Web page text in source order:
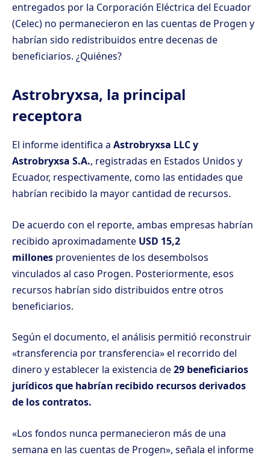
entregados por la Corporación Eléctrica del Ecuador
(Celec) no permanecieron en las cuentas de Progen y
habrían sido redistribuidos entre decenas de
beneficiarios. ¿Quiénes?
Astrobryxsa, la principal
receptora
El informe identifica a Astrobryxsa LLC y
Astrobryxsa S.A., registradas en Estados Unidos y
Ecuador, respectivamente, como las entidades que
habrían recibido la mayor cantidad de recursos.
De acuerdo con el reporte, ambas empresas habrían
recibido aproximadamente USD 15,2
millones provenientes de los desembolsos
vinculados al caso Progen. Posteriormente, esos
recursos habrían sido distribuidos entre otros
beneficiarios.
Según el documento, el análisis permitió reconstruir
«transferencia por transferencia» el recorrido del
dinero y establecer la existencia de29 beneficiarios
jurídicos que habrían recibido recursos derivados
de los contratos.
«Los fondos nunca permanecieron más de una
semana en las cuentas de Progen», señala el informe